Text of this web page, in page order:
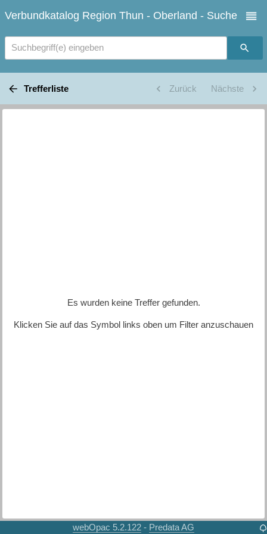
Verbundkatalog Region Thun - Oberland - Suche
Suchbegriff(e) eingeben
Trefferliste Zurück Nächste
Es wurden keine Treffer gefunden.
Klicken Sie auf das Symbol links oben um Filter anzuschauen
webOpac 5.2.122 - Predata AG